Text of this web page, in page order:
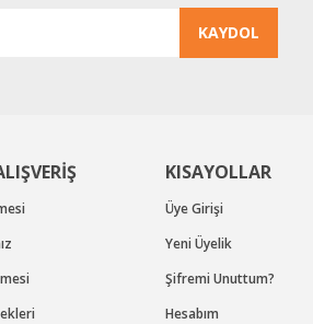
Gönder
KAYDOL
KISAYOLLAR
Üye Girişi
Yeni Üyelik
Şifremi Unuttum?
Hesabım